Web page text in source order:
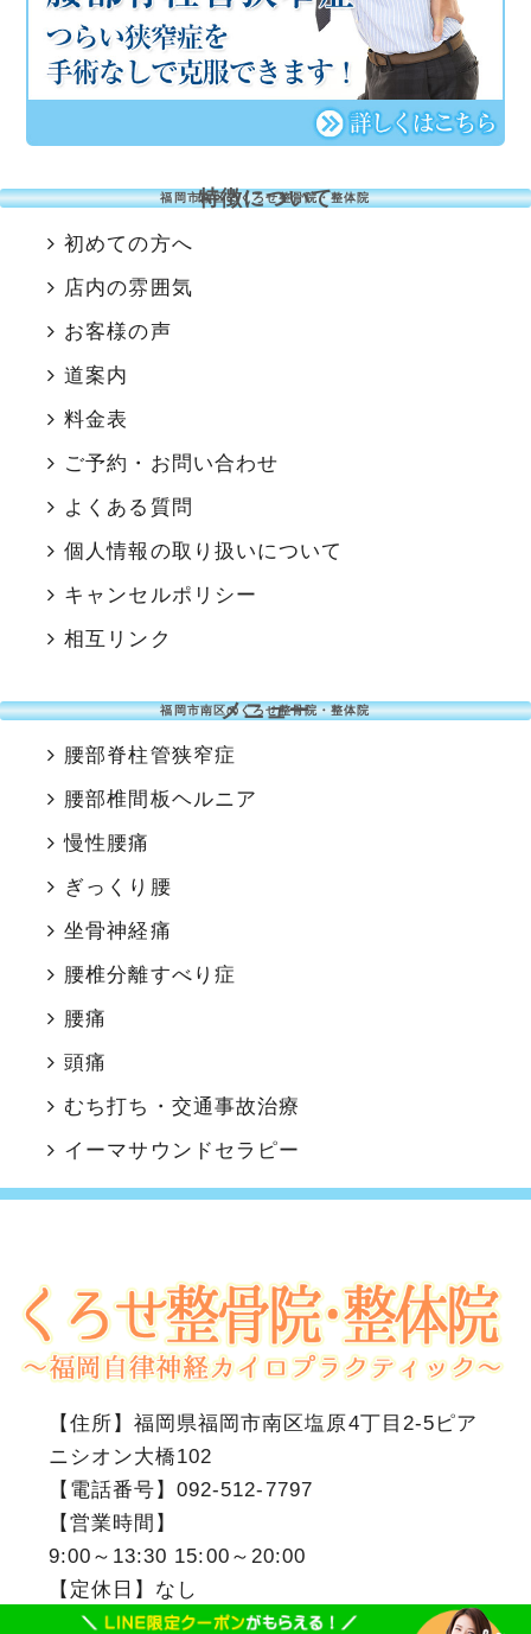
福岡市南区のくろせ整骨院・整体院
特徴について
初めての方へ
店内の雰囲気
お客様の声
道案内
料金表
ご予約・お問い合わせ
よくある質問
個人情報の取り扱いについて
キャンセルポリシー
相互リンク
福岡市南区のくろせ整骨院・整体院
メニュー
腰部脊柱管狭窄症
腰部椎間板ヘルニア
慢性腰痛
ぎっくり腰
坐骨神経痛
腰椎分離すべり症
腰痛
頭痛
むち打ち・交通事故治療
イーマサウンドセラピー
【住所】 福岡県福岡市南区塩原4丁目2-5ピア
ニシオン大橋102
【電話番号】092-512-7797
【営業時間】
9:00～13:30 15:00～20:00
【定休日】なし